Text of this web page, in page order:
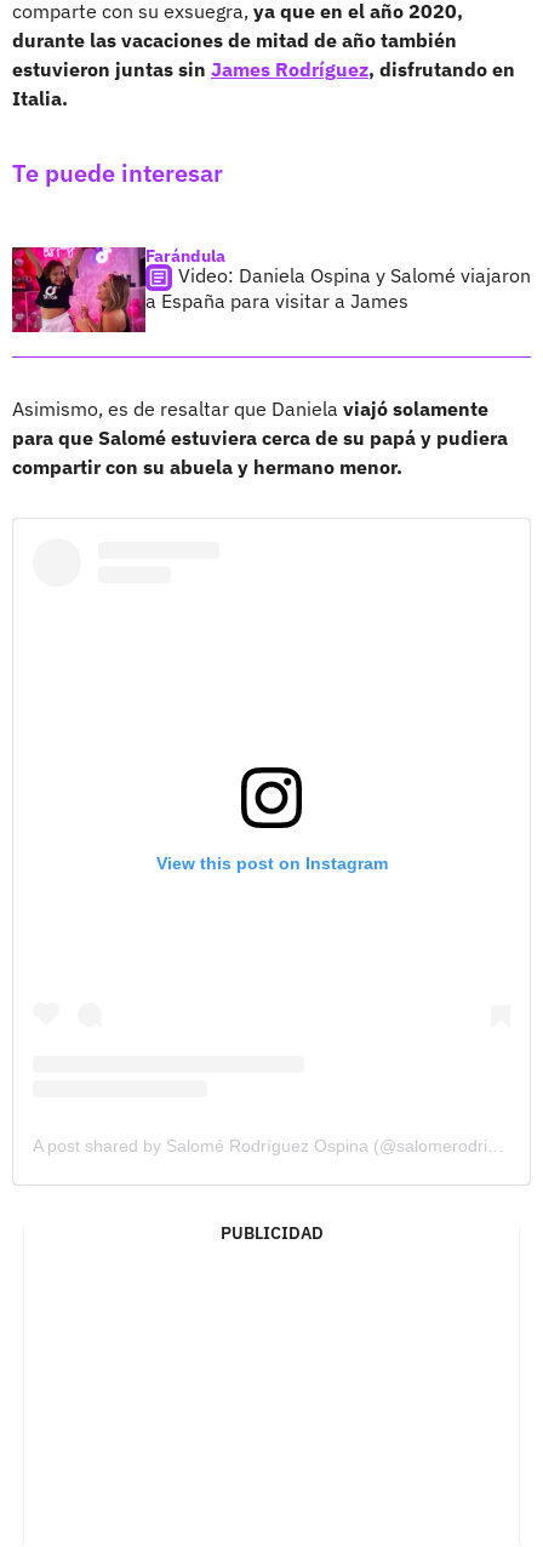
comparte con su exsuegra, ya que en el año 2020,
durante las vacaciones de mitad de año también
estuvieron juntas sin James Rodríguez, disfrutando en
Italia.
Te puede interesar
Farándula
Video: Daniela Ospina y Salomé viajaron
a España para visitar a James
Asimismo, es de resaltar que Daniela viajó solamente
para que Salomé estuviera cerca de su papá y pudiera
compartir con su abuela y hermano menor.
View this post on Instagram
A post shared by Salomé Rodríguez Ospina (@salomerodriguezospi)
PUBLICIDAD